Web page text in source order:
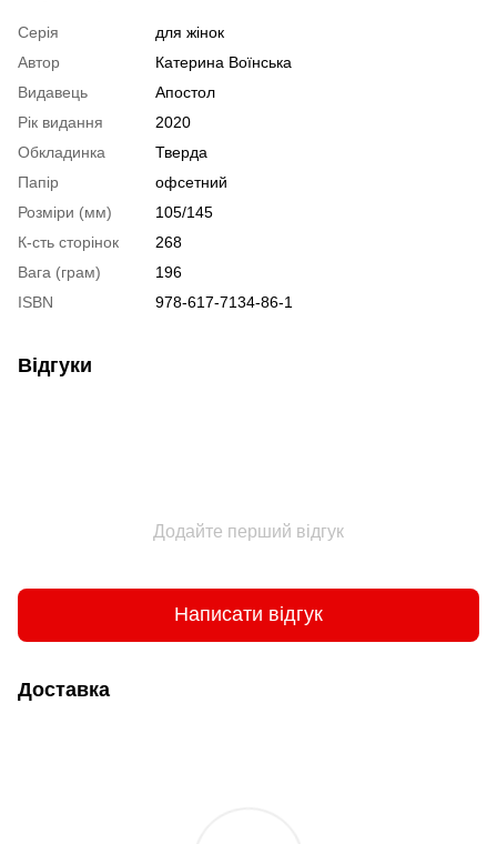
Серія
для жінок
Автор
Катерина Воїнська
Видавець
Апостол
Рік видання
2020
Обкладинка
Тверда
Папір
офсетний
Розміри (мм)
105/145
К-сть сторінок
268
Вага (грам)
196
ISBN
978-617-7134-86-1
Відгуки
Додайте перший відгук
Написати відгук
Доставка